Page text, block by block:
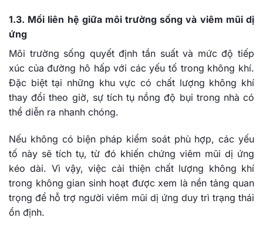
1.3. Mối liên hệ giữa môi trường sống và viêm mũi dị
ứng
Môi trường sống quyết định tần suất và mức độ tiếp
xúc của đường hô hấp với các yếu tố trong không khí.
Đặc biệt tại những khu vực có chất lượng không khí
thay đổi theo giờ, sự tích tụ nồng độ bụi trong nhà có
thể diễn ra nhanh chóng.
Nếu không có biện pháp kiểm soát phù hợp, các yếu
tố này sẽ tích tụ, từ đó khiến chứng viêm mũi dị ứng
kéo dài. Vì vậy, việc cải thiện chất lượng không khí
trong không gian sinh hoạt được xem là nền tảng quan
trọng để hỗ trợ người viêm mũi dị ứng duy trì trạng thái
ổn định.